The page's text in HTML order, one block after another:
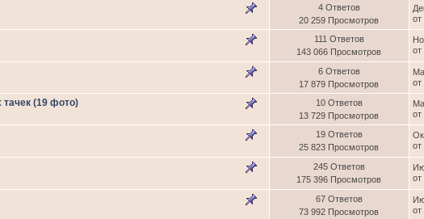
4 Ответов
20 259 Просмотров
от
111 Ответов
143 066 Просмотров
от
6 Ответов
17 879 Просмотров
от
(19 фото)
10 Ответов
13 729 Просмотров
от
19 Ответов
25 823 Просмотров
от
245 Ответов
175 396 Просмотров
от
67 Ответов
73 992 Просмотров
от